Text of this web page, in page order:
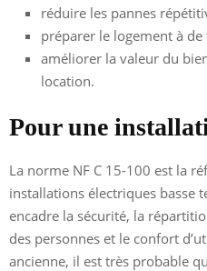
réduire les pannes
préparer le logement à
améliorer la valeur du
location.
Pour une
La norme NF C 15-100 est la
installations électriques basse
encadre la sécurité, la
des personnes et le confort
ancienne, il est très probable